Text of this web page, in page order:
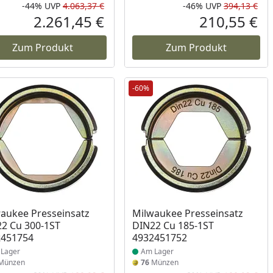
Preis Rabatt in Prozent
-44%
Ursprünglicher Preis
UVP 4.063,37 €
Aktueller Preis
2.261,45 €
Zum Produkt
-46% UVP 394,13 €
210,55 €
Zum Produkt
Presseinsatz
Cu 300-1ST
am Lager
-60%
Milwaukee Presseinsatz
DIN22 Cu 185-1ST
4932451752
Produkt am Lager
Am Lager
76 Münzen